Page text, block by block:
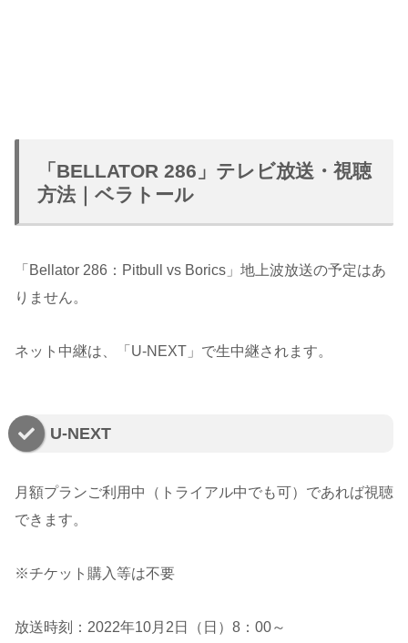
「BELLATOR 286」テレビ放送・視聴
方法｜ベラトール
「Bellator 286：Pitbull vs Borics」地上波放送の予定はあ
りません。
ネット中継は、「U-NEXT」で生中継されます。
U-NEXT
月額プランご利用中（トライアル中でも可）であれば視聴
できます。
※チケット購入等は不要
放送時刻：2022年10月2日（日）8：00～